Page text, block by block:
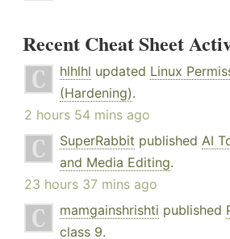
Recent Cheat Sheet
hlhlhl updated Linux
(Hardening).
2 hours 54 mins ago
SuperRabbit published AI
and Media Editing.
23 hours 37 mins ago
mamgainshrishti published
class 9.